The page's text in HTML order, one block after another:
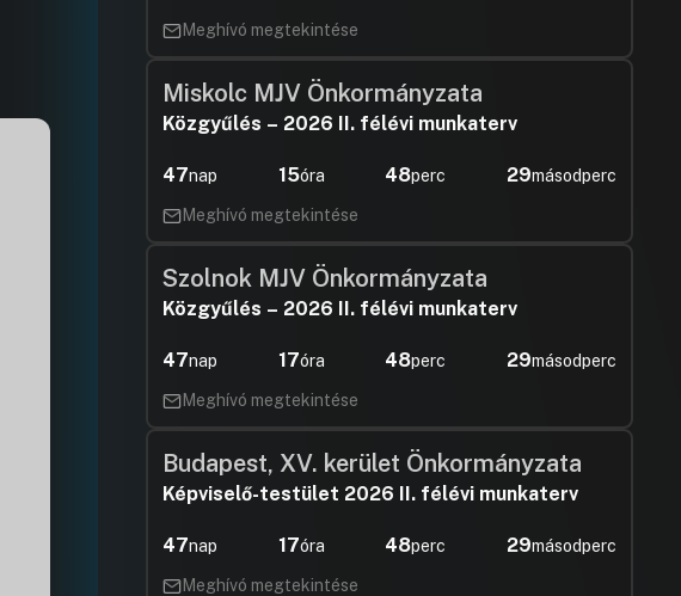
Meghívó megtekintése
Miskolc MJV Önkormányzata
Közgyűlés – 2026 II. félévi munkaterv
47nap 15óra 48perc 28másodperc
Meghívó megtekintése
Szolnok MJV Önkormányzata
Közgyűlés – 2026 II. félévi munkaterv
47nap 17óra 48perc 28másodperc
Meghívó megtekintése
Budapest, XV. kerület Önkormányzata
Képviselő-testület 2026 II. félévi munkaterv
47nap 17óra 48perc 28másodperc
Meghívó megtekintése